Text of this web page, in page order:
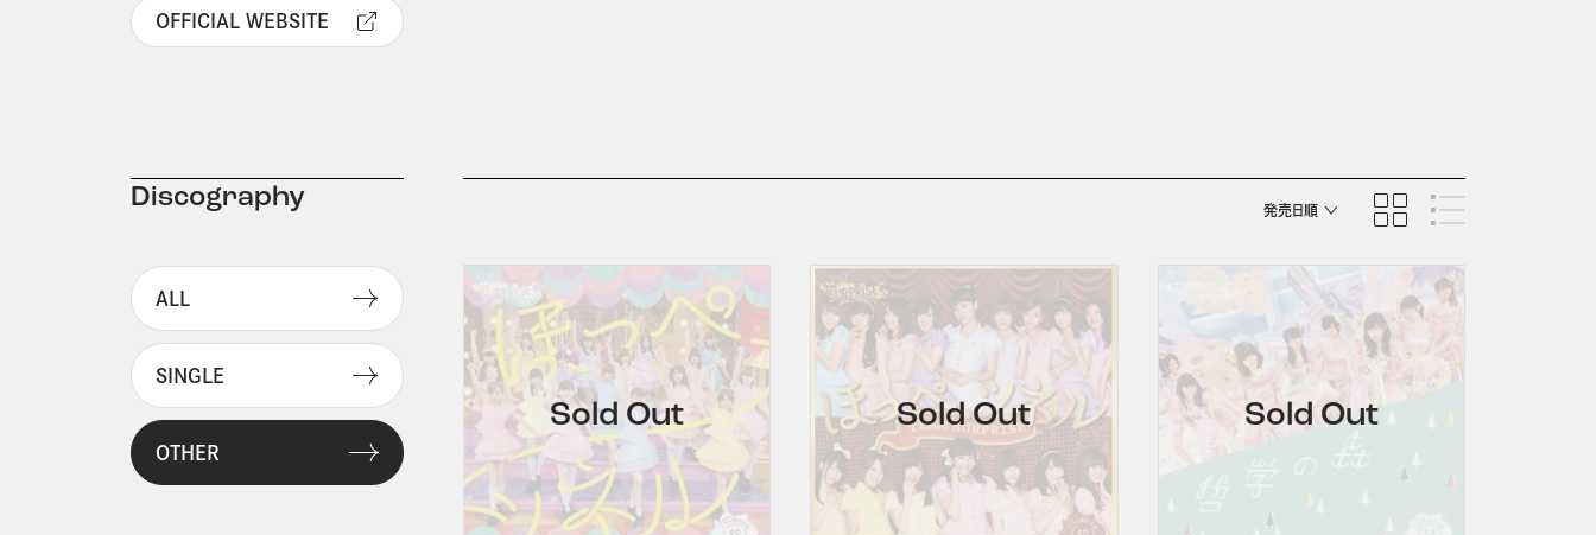
OFFICIAL WEBSITE
Discography
ALL
SINGLE
OTHER
発売日順